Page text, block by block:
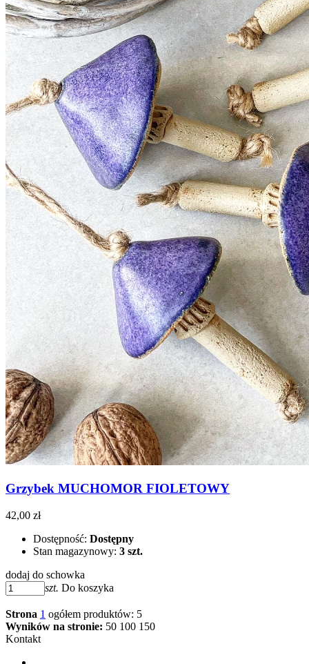
Grzybek MUCHOMOR FIOLETOWY
42,00 zł
Dostępność: Dostępny
Stan magazynowy: 3 szt.
dodaj do schowka
szt. Do koszyka
Strona 1 ogółem produktów: 5
Wyników na stronie: 50 100 150
Kontakt